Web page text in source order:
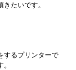
たいです。
するプリンターで